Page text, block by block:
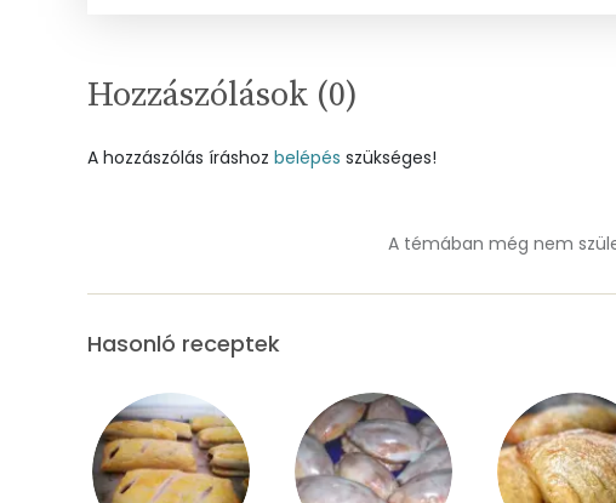
Foszfor
Nátrium
Réz
Mangán
Hozzászólások (0)
A hozzászólás íráshoz belépés szükséges!
A témában még nem
Hasonló receptek